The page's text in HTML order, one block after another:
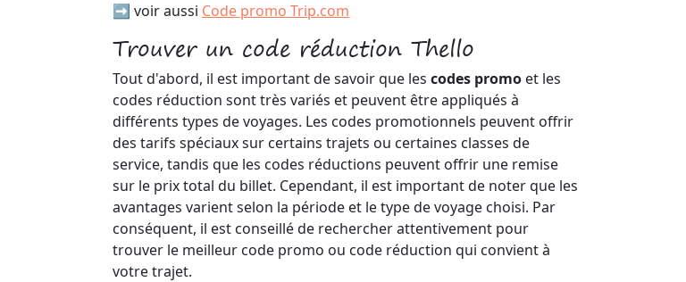
➡️ voir aussi Code promo Trip.com
Trouver un code réduction Thello
Tout d'abord, il est important de savoir que les codes promo et les
codes réduction sont très variés et peuvent être appliqués à
différents types de voyages. Les codes promotionnels peuvent offrir
des tarifs spéciaux sur certains trajets ou certaines classes de
service, tandis que les codes réductions peuvent offrir une remise
sur le prix total du billet. Cependant, il est important de noter que les
avantages varient selon la période et le type de voyage choisi. Par
conséquent, il est conseillé de rechercher attentivement pour
trouver le meilleur code promo ou code réduction qui convient à
votre trajet.